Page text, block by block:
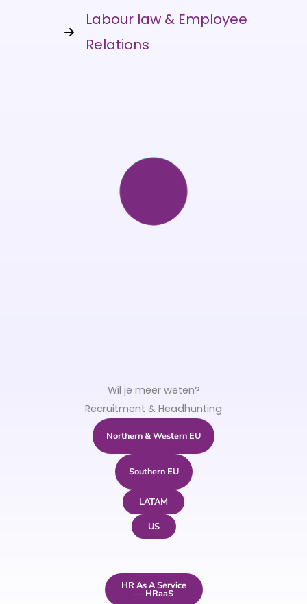
Labour law & Employee
Relations
Wil je meer weten?
Recruitment & Headhunting
Northern & Western EU
Southern EU
LATAM
US
HR As A Service
— HRaaS